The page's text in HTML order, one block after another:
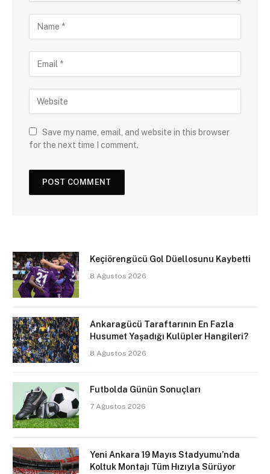
Save my name, email, and website in this browser
for the next time I comment.
Keçiörengücü Gol Düellosunu Kaybetti
8 Ağustos 2026
Ankaragücü Taraftarının En Fazla
Husumet Yaşadığı Kulüpler Hangileri?
8 Ağustos 2026
Futbolda Günün Sonuçları
7 Ağustos 2026
Yeni Ankara 19 Mayıs Stadyumu’nda
Koltuk Montajı Tüm Hızıyla Sürüyor